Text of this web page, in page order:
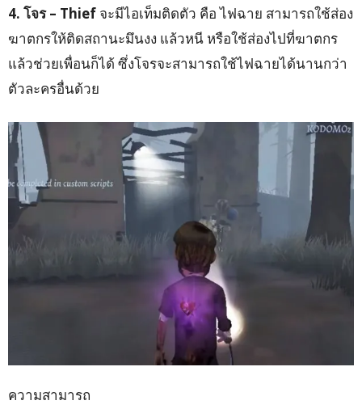
4. โจร – Thief จะมีไอเท็มติดตัว คือ ไฟฉาย สามารถใช้ส่อง
ฆาตกรให้ติดสถานะมึนงง แล้วหนี หรือใช้ส่องไปที่ฆาตกร
แล้วช่วยเพื่อนก็ได้ ซึ่งโจรจะสามารถใช้ไฟฉายได้นานกว่า
ตัวละครอื่นด้วย
ความสามารถ